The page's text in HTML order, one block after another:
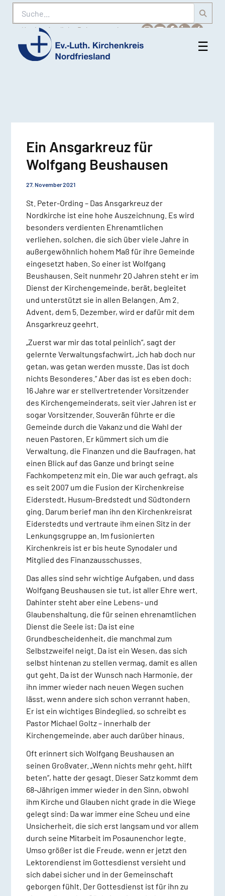
Suche
Karriere Amtliche Bekanntmachungen
Ev.-
☰
Ein Ansgarkreuz für
Wolfgang Beushausen
27. November 2021
St. Peter-Ording – Das Ansgarkreuz der
Nordkirche ist eine hohe Auszeichnung. Es wird
besonders verdienten Ehrenamtlichen
verliehen, solchen, die sich über viele Jahre in
außergewöhnlich hohem Maß für ihre Gemeinde
eingesetzt haben. So einer ist Wolfgang
Beushausen. Seit nunmehr 20 Jahren steht er im
Dienst der Kirchengemeinde, berät, begleitet
und unterstützt sie in allen Belangen. Am 2.
Advent, dem 5. Dezember, wird er dafür mit dem
Ansgarkreuz geehrt.
„Zuerst war mir das total peinlich“, sagt der
gelernte Verwaltungsfachwirt, „ich hab doch nur
getan, was getan werden musste. Das ist doch
nichts Besonderes.“ Aber das ist es eben doch:
16 Jahre war er stellvertretender Vorsitzender
des Kirchengemeinderats, seit vier Jahren ist er
sogar Vorsitzender. Souverän führte er die
Gemeinde durch die Vakanz und die Wahl der
neuen Pastoren. Er kümmert sich um die
Verwaltung, die Finanzen und die Baufragen, hat
einen Blick auf das Ganze und bringt seine
Fachkompetenz mit ein. Die war auch gefragt, als
es seit 2007 um die Fusion der Kirchenkreise
Eiderstedt, Husum-Bredstedt und Südtondern
ging. Darum berief man ihn den Kirchenkreisrat
Eiderstedts und vertraute ihm einen Sitz in der
Lenkungsgruppe an. Im fusionierten
Kirchenkreis ist er bis heute Synodaler und
Mitglied des Finanzausschusses.
Das alles sind sehr wichtige Aufgaben, und dass
Wolfgang Beushausen sie tut, ist aller Ehre wert.
Dahinter steht aber eine Lebens- und
Glaubenshaltung, die für seinen ehrenamtlichen
Dienst die Seele ist: Da ist eine
Grundbescheidenheit, die manchmal zum
Selbstzweifel neigt. Da ist ein Wesen, das sich
selbst hintenan zu stellen vermag, damit es allen
gut geht. Da ist der Wunsch nach Harmonie, der
ihn immer wieder nach neuen Wegen suchen
lässt, wenn andere sich schon verrannt haben.
Er ist ein wichtiges Bindeglied, so schreibt es
Pastor Michael Goltz – innerhalb der
Kirchengemeinde, aber auch darüber hinaus.
Oft erinnert sich Wolfgang Beushausen an
seinen Großvater. „Wenn nichts mehr geht, hilft
beten“, hatte der gesagt. Dieser Satz kommt dem
68-Jährigen immer wieder in den Sinn, obwohl
ihm Kirche und Glauben nicht grade in die Wiege
gelegt sind: Da war immer eine Scheu und eine
Unsicherheit, die sich erst langsam und vor allem
durch seine Mitarbeit im Posaunenchor legte.
Umso größer ist die Freude, wenn er jetzt den
Lektorendienst im Gottesdienst versieht und
sich dabei sicher und in der Gemeinschaft
geborgen fühlt. Der Gottesdienst ist für ihn zu